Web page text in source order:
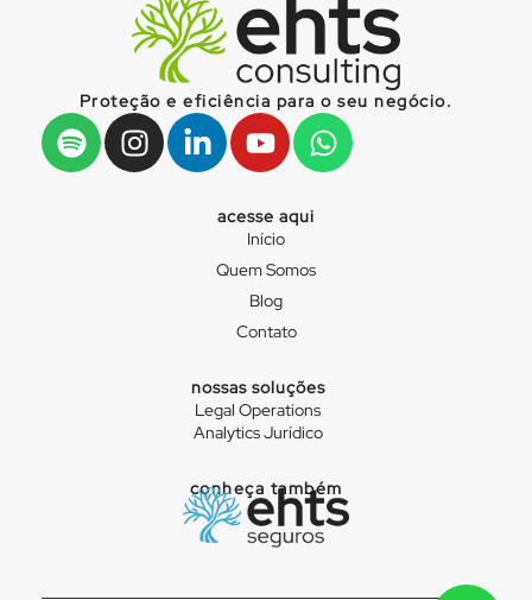
Proteção e eficiência para o seu negócio.
acesse aqui
Início
Quem Somos
Blog
Contato
nossas soluções
Legal Operations
Analytics Jurídico
conheça também